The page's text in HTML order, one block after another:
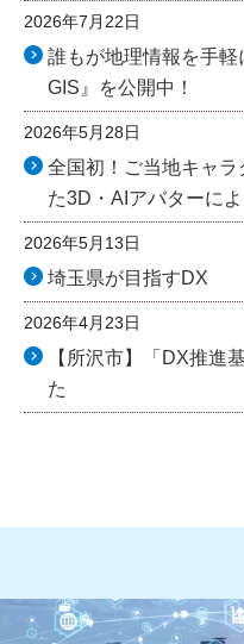
2026年7月22日
誰もが地理情報を手
GIS』を公開中！
2026年5月28日
全国初！ご当地キャ
た3D・AIアバターに
2026年5月13日
埼玉県が目指すDX
2026年4月23日
【所沢市】「DX推進
た